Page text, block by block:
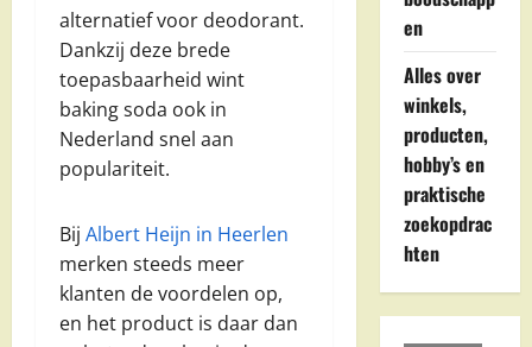
alternatief voor deodorant.
Dankzij deze brede
toepasbaarheid wint
baking soda ook in
Nederland snel aan
populariteit.
Bij Albert Heijn in Heerlen
merken steeds meer
klanten de voordelen op,
en het product is daar dan
en
Alles over
winkels,
producten,
hobby’s en
praktische
zoekopdrac
hten